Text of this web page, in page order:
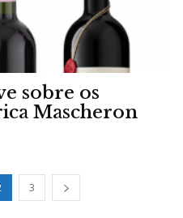
sobre os
Mascheron
3